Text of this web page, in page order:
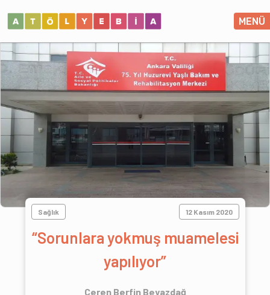
MENÜ
Sağlık 12 Kasım 2020
“Sorunlara yokmuş muamelesi
yapılıyor”
Ceren Berfin Beyazdağ